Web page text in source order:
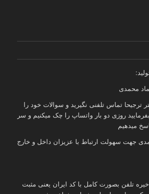
ترجیحا تماس تلفنی نگیرید و سوالات خود را
روزی دو بار واتساپ را چک میکنیم و سر
میدهیم
جهت سهولت ارتباط با عزیزان داخل و خارج
تلفن بصورت کامل با کد ایران یعنی مثبت